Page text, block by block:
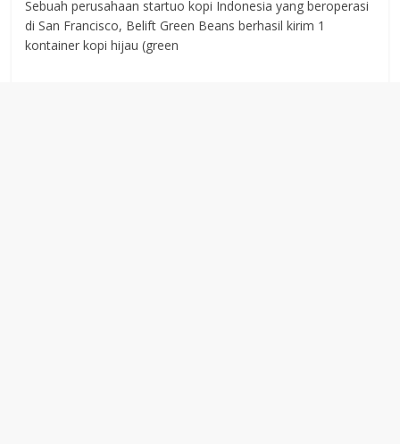
Sebuah perusahaan startuo kopi Indonesia yang beroperasi
di San Francisco, Belift Green Beans berhasil kirim 1
kontainer kopi hijau (green